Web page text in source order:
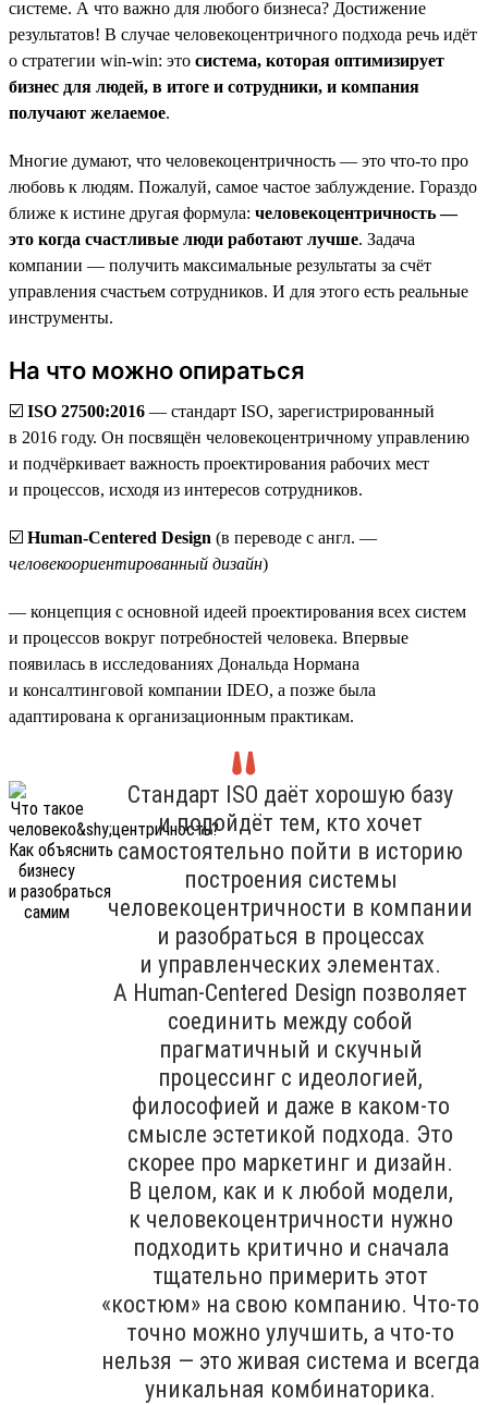
системе. А что важно для любого бизнеса? Достижение
результатов! В случае человекоцентричного подхода речь идёт
о стратегии win-win: это система, которая оптимизирует
бизнес для людей, в итоге и сотрудники, и компания
получают желаемое.
Многие думают, что человекоцентричность — это что-то про
любовь к людям. Пожалуй, самое частое заблуждение. Гораздо
ближе к истине другая формула: человекоцентричность —
это когда счастливые люди работают лучше. Задача
компании — получить максимальные результаты за счёт
управления счастьем сотрудников. И для этого есть реальные
инструменты.
На что можно опираться
☑️ ISO 27500:2016 — стандарт ISO, зарегистрированный
в 2016 году. Он посвящён человекоцентричному управлению
и подчёркивает важность проектирования рабочих мест
и процессов, исходя из интересов сотрудников.
☑️ Human-Centered Design (в переводе с англ. —
человекоориентированный дизайн)
— концепция с основной идеей проектирования всех систем
и процессов вокруг потребностей человека. Впервые
появилась в исследованиях Дональда Нормана
и консалтинговой компании IDEO, а позже была
адаптирована к организационным практикам.
Стандарт ISO даёт хорошую базу
и подойдёт тем, кто хочет
самостоятельно пойти в историю
построения системы
человекоцентричности в компании
и разобраться в процессах
и управленческих элементах.
А Human-Centered Design позволяет
соединить между собой
прагматичный и скучный
процессинг с идеологией,
философией и даже в каком-то
смысле эстетикой подхода. Это
скорее про маркетинг и дизайн.
В целом, как и к любой модели,
к человекоцентричности нужно
подходить критично и сначала
тщательно примерить этот
«костюм» на свою компанию. Что-то
точно можно улучшить, а что-то
нельзя — это живая система и всегда
уникальная комбинаторика.